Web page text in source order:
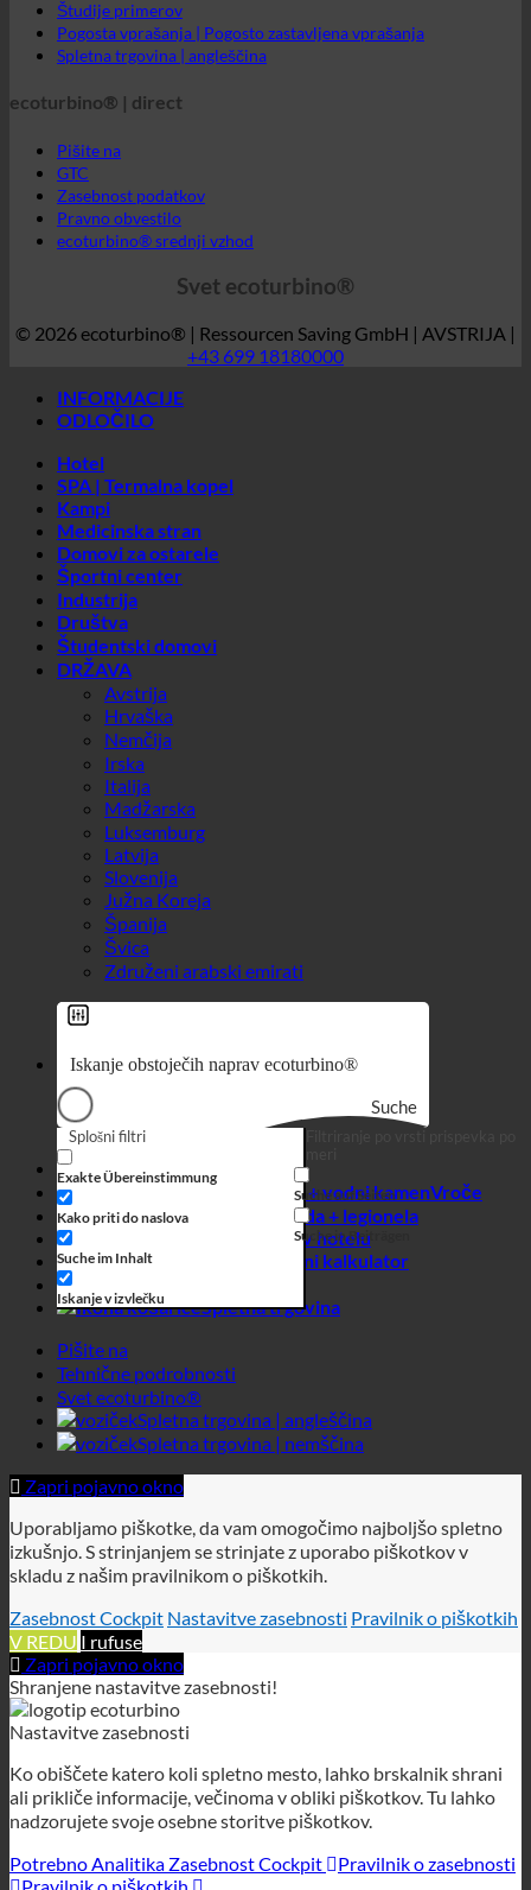
GTC
Zasebnost podatkov
Pravno obvestilo
© 2026 ecoturbino® | Ressourcen Saving GmbH | AVSTRIJA |
+43 699 18180000
INFORMACIJE
ODLOČILO
Kampi
Medicinska stran
Domovi za ostarele
Športni center
Industrija
Društva
Študentski domovi
DRŽAVA
Avstrija
Hrvaška
Nemčija
Irska
Italija
Madžarska
Luksemburg
Latvija
Slovenija
Južna Koreja
Španija
Švica
Združeni arabski emirati
Splošni filtri
Exakte Übereinstimmung
Kako priti do naslova
Suche im Inhalt
Iskanje v izvlečku
Suche in Beiträgen
Učinek 7 v 1
Poraba vode v hotelu
Varčevalni kalkulator
Pišite na
Tehnične podrobnosti
Svet ecoturbino®
Spletna trgovina | angleščina
Zapri pojavno okno
Uporabljamo piškotke, da vam omogočimo najboljšo spletno
izkušnjo. S strinjanjem se strinjate z uporabo piškotkov v
skladu z našim pravilnikom o piškotkih.
Zasebnost CockpitNastavitve zasebnostiPravilnik o piškotkih
V REDUI rufuse
Zapri pojavno okno
Shranjene nastavitve zasebnosti!
Nastavitve zasebnosti
Ko obiščete katero koli spletno mesto, lahko brskalnik shrani
ali prikliče informacije, večinoma v obliki piškotkov. Tu lahko
nadzorujete svoje osebne storitve piškotkov.
Potrebno AnalitikaZasebnost Cockpit
Pravilnik o piškotkih
Ti piškotki so potrebni za delovanje spletnega mesta in jih v
naših sistemih ni mogoče izklopiti.
GDPRGDPR
Za omogočanje storitve GDPR na tem spletnem mestu
uporabljamo naslednje tehnično potrebne piškotke: